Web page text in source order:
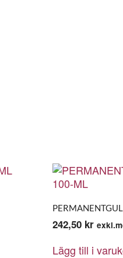
242,50 kr
Lägg till i